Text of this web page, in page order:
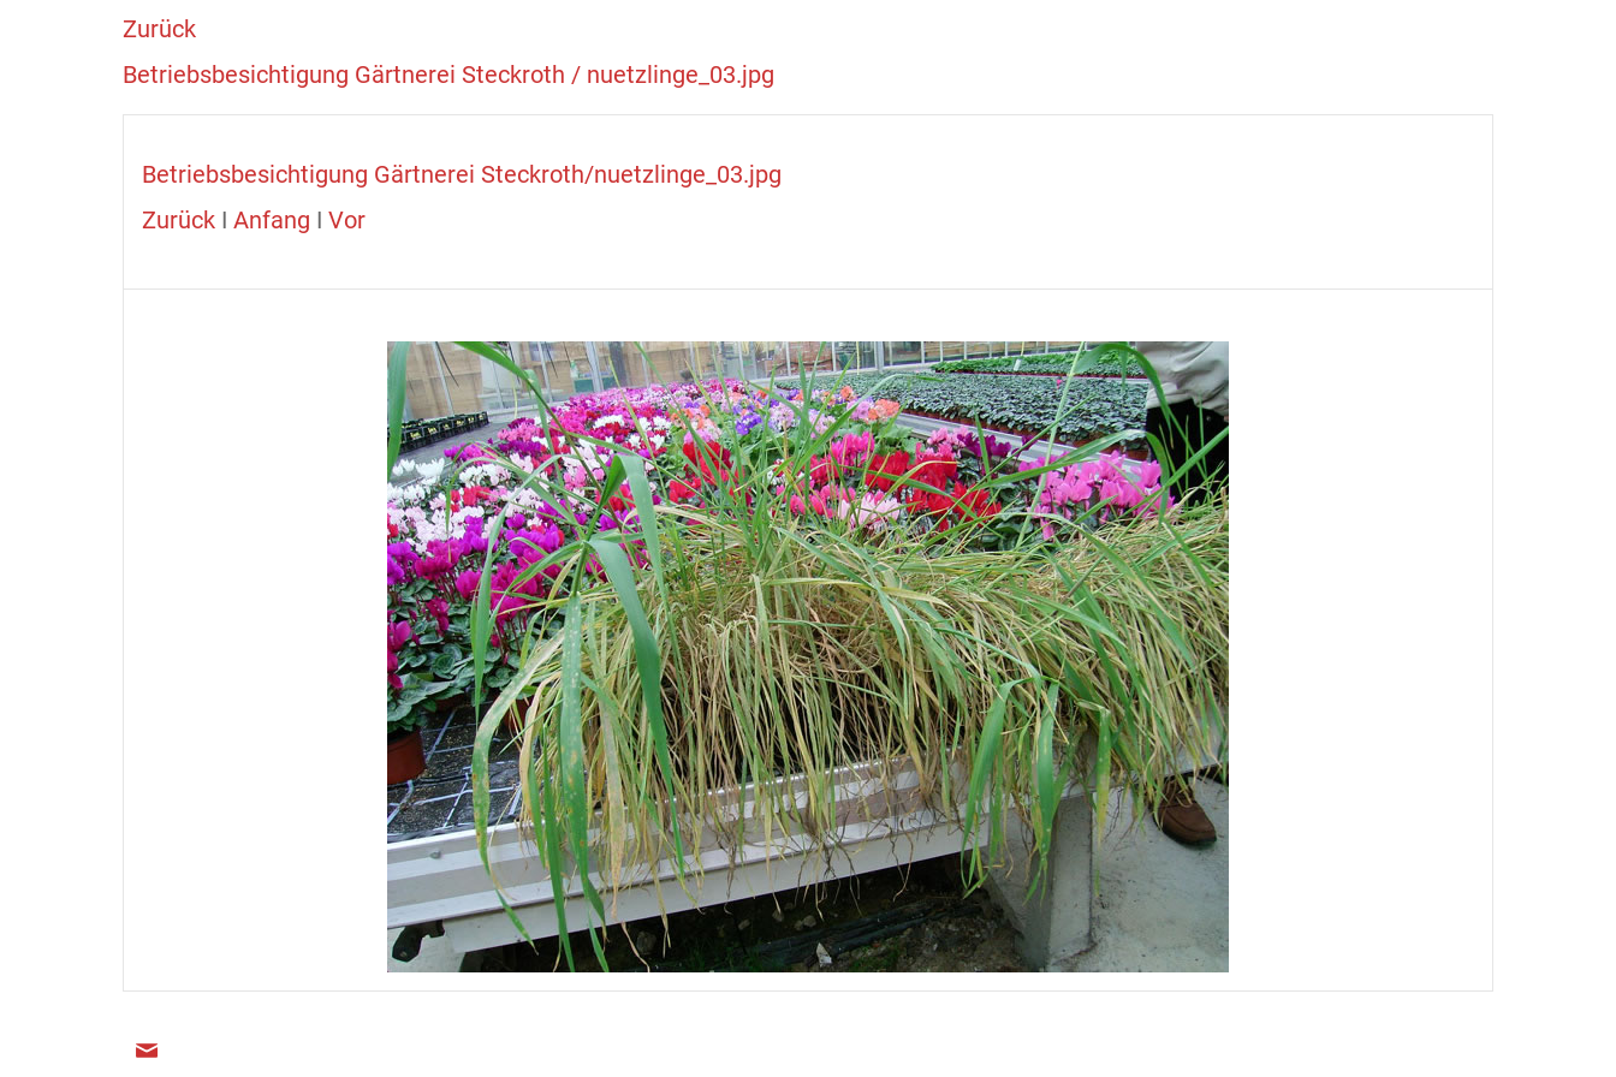
Zurück
Betriebsbesichtigung Gärtnerei Steckroth / nuetzlinge_03.jpg
Betriebsbesichtigung Gärtnerei Steckroth/nuetzlinge_03.jpg
Zurück I Anfang I Vor